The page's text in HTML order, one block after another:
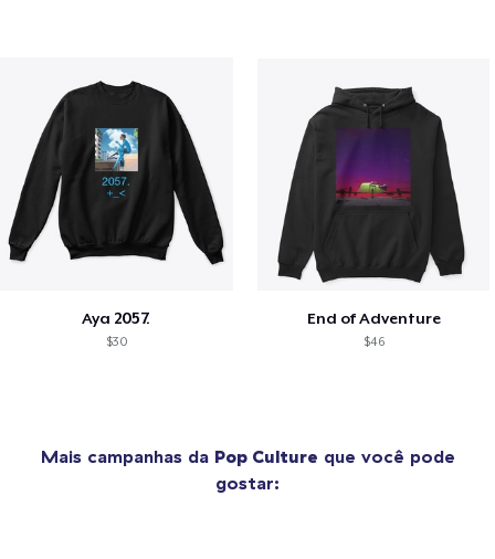
Aya 2057.
$30
End of Adventure
$46
Mais campanhas da Pop Culture que você pode
gostar: